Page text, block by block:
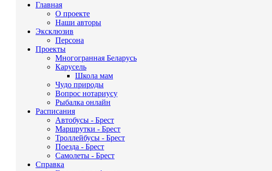
Главная
О проекте
Наши авторы
Эксклюзив
Персона
Проекты
Многогранная Беларусь
Карусель
Школа мам
Чудо природы
Вопрос нотариусу
Рыбалка онлайн
Расписания
Автобусы - Брест
Маршрутки - Брест
Троллейбусы - Брест
Поезда - Брест
Самолеты - Брест
Справка